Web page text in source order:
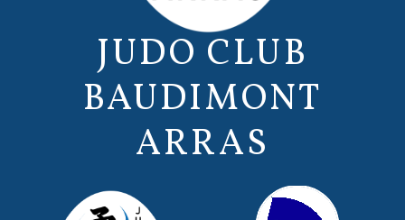
JUDO CLUB
BAUDIMONT
ARRAS